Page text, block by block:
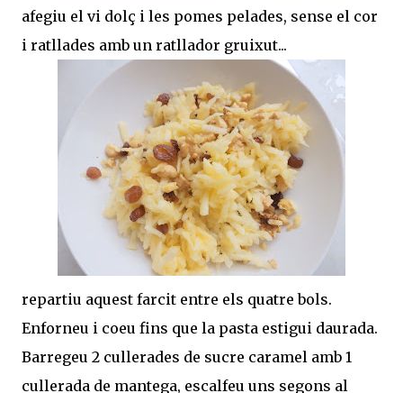
afegiu el vi dolç i les pomes pelades, sense el cor
i ratllades amb un ratllador gruixut...
repartiu aquest farcit entre els quatre bols.
Enforneu i coeu fins que la pasta estigui daurada.
Barregeu 2 cullerades de sucre caramel amb 1
cullerada de mantega, escalfeu uns segons al